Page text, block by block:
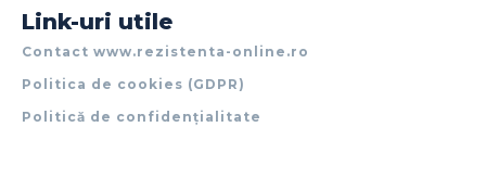
Link-uri utile
Contact www.rezistenta-online.ro
Politica de cookies (GDPR)
Politică de confidențialitate